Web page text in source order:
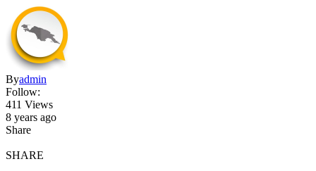
Byadmin
Follow:
411 Views
8 years ago
Share
SHARE